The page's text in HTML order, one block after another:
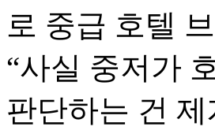
로 중급 호텔
“사실 중저가
판단하는 건